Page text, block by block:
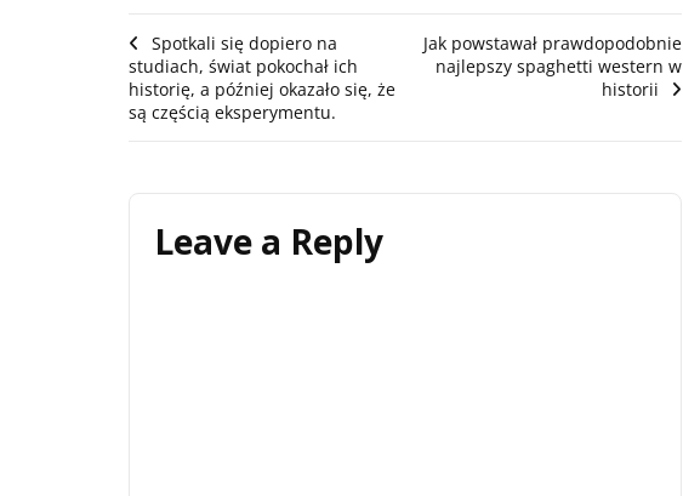
Post
navigation
Spotkali się dopiero na
studiach, świat pokochał ich
historię, a później okazało się, że
są częścią eksperymentu.
Jak powstawał prawdopodobnie
najlepszy spaghetti western w
historii
Leave a Reply